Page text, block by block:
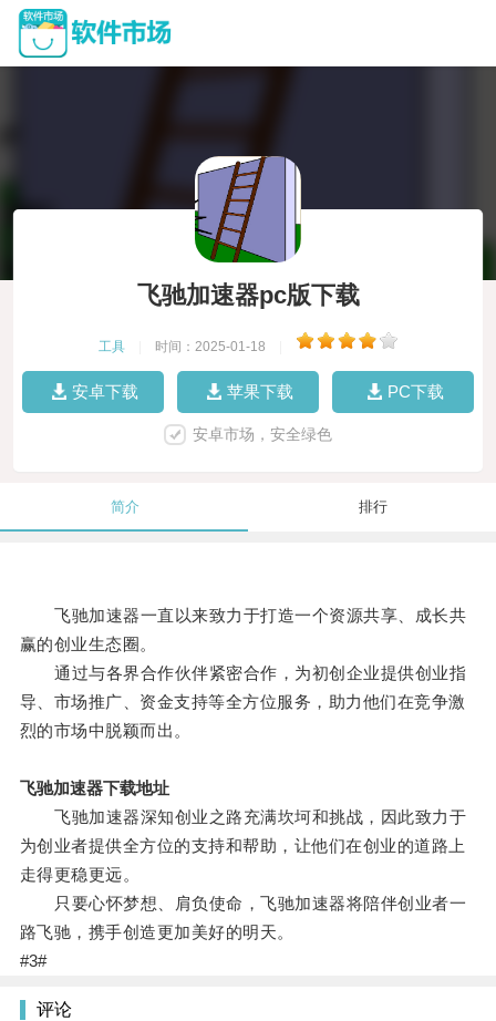
飞驰加速器pc版下载
工具 时间：2025-01-18
安卓下载 苹果下载 PC下载
安卓市场，安全绿色
简介 排行
飞驰加速器一直以来致力于打造一个资源共享、成长共
赢的创业生态圈。
通过与各界合作伙伴紧密合作，为初创企业提供创业指
导、市场推广、资金支持等全方位服务，助力他们在竞争激
烈的市场中脱颖而出。
飞驰加速器下载地址
飞驰加速器深知创业之路充满坎坷和挑战，因此致力于
为创业者提供全方位的支持和帮助，让他们在创业的道路上
走得更稳更远。
只要心怀梦想、肩负使命，飞驰加速器将陪伴创业者一
路飞驰，携手创造更加美好的明天。
#3#
评论